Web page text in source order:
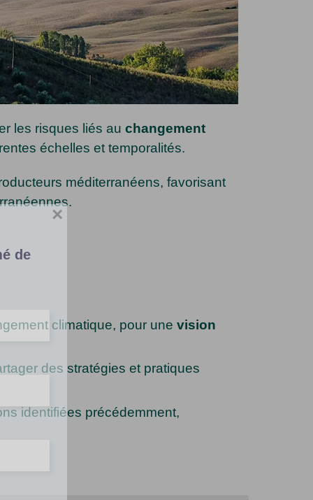
les risques liés au changement
échelles et temporalités.
méditerranéens, favorisant
climatique, pour une vision
des stratégies et pratiques
identifiées précédemment,
de
×